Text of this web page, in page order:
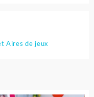
Aires de jeux